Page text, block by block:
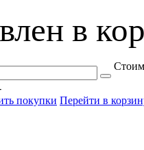
в
покупки Перейти в